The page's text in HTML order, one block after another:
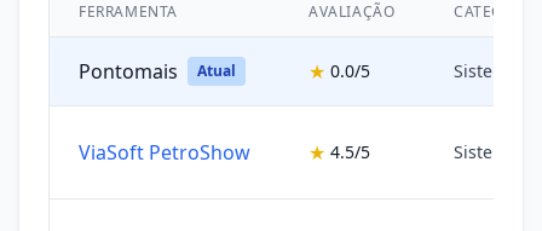
FERRAMENTA AVALIAÇÃO CATEGORIA
Pontomais Atual ★ 0.0/5 Sistemas
ViaSoft PetroShow ★ 4.5/5 Sistemas